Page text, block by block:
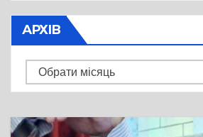
АРХІВ
Архів